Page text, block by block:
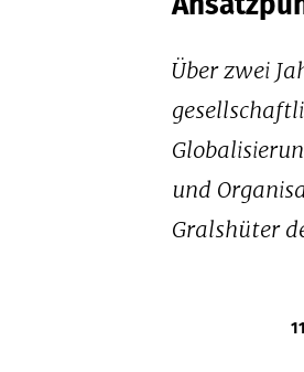
Über zwei
und
Gralshüter